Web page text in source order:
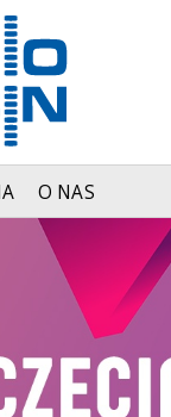
O NAS